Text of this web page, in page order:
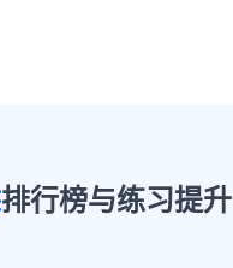
排行榜与练习提升